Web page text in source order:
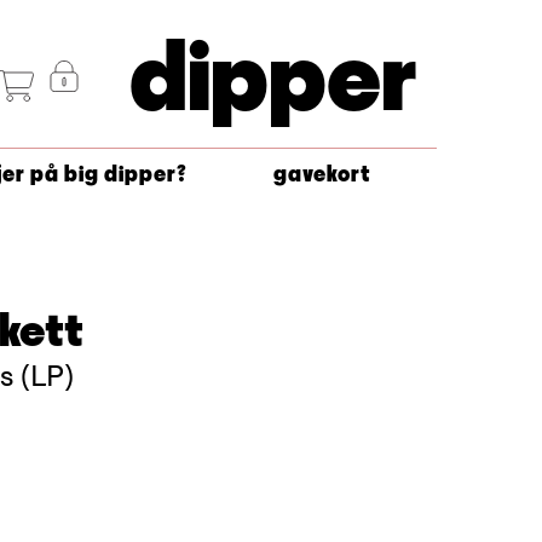
dipper
på big dipper? gavekort
(LP)